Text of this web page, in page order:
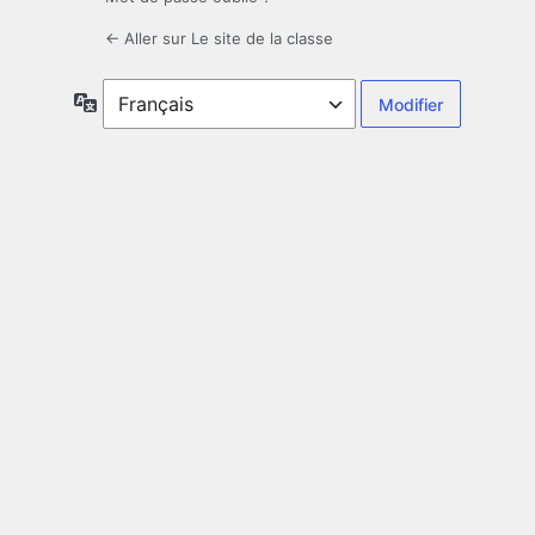
← Aller sur Le site de la classe
Langue